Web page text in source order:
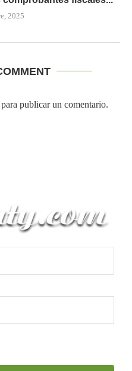
2025
para publicar un comentario.